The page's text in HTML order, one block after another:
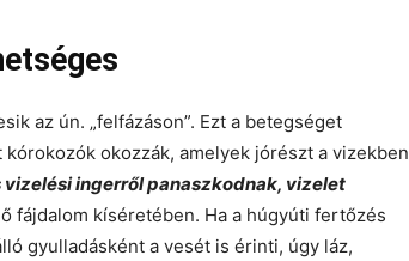
az ún. „felfázáson”. Ezt a betegséget
okozzák, amelyek jórészt a vizekben
vizelési ingerről panaszkodnak, vizelet
fájdalom kíséretében. Ha a húgyúti fertőzés
gyulladásként a vesét is érinti, úgy láz,